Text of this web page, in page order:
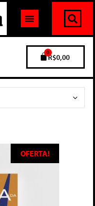
R$0,00
0
OFERTA!